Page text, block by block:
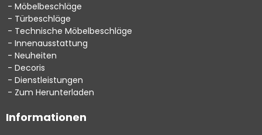
Möbelbeschläge
Türbeschläge
Technische Möbelbeschläge
Innenausstattung
Neuheiten
Decoris
Dienstleistungen
Zum Herunterladen
Informationen